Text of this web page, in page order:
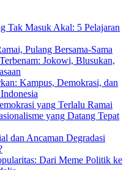
Tak Masuk Akal: 5 Pelajaran
Pulang Bersama-Sama
Jokowi, Blusukan,
Kampus, Demokrasi, dan
yang Terlalu Ramai
yang Datang Tepat
dan Ancaman Degradasi
Dari Meme Politik ke